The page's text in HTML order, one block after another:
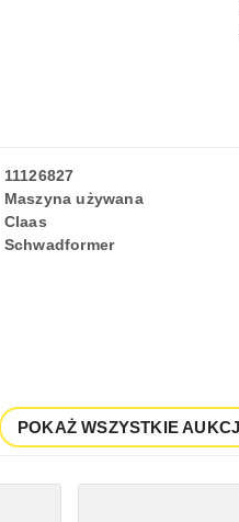
11126827
Maszyna używana
Claas
Schwadformer
POKAŻ WSZYSTKIE